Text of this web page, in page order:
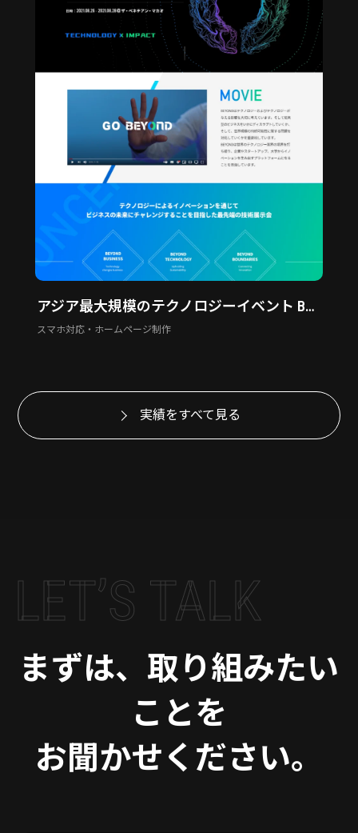
アジア最大規模のテクノロジーイベント BEYOND EXPO
スマホ対応・ホームページ制作
実績をすべて見る
LET’S TALK
まずは、取り組みたい
ことを
お聞かせください。